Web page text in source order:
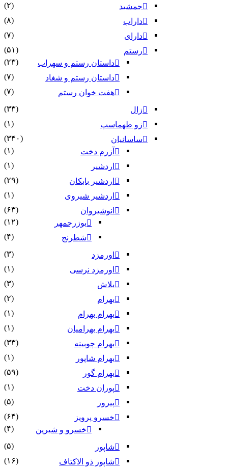
جمشید
(۲)
داراب
(۸)
دارای
(۷)
رستم
(۵۱)
داستان رستم و سهراب
(۲۳)
داستان رستم و شغاد
(۷)
هفت خوان رستم‏
(۷)
زال
(۳۳)
زو طهماسپ‏
(۱)
ساسانیان
(۳۴۰)
آزرم دخت
(۱)
اردشیر
(۱)
اردشیر بابکان
(۲۹)
اردشیر شیروی
(۱)
انوشیروان
(۶۳)
بوزرجمهر
(۱۲)
شطرنج
(۴)
اورمزد
(۳)
اورمزد نرسى‏
(۱)
بلاش
(۳)
بهرام
(۲)
بهرام بهرام
(۱)
بهرام بهرامیان‏
(۱)
بهرام چوبینه
(۳۳)
بهرام شاپور
(۱)
بهرام گور
(۵۹)
پوران دخت
(۱)
پیروز
(۵)
خسرو پرویز
(۶۴)
خسرو و شیرین
(۴)
شاپور
(۵)
شاپور ذو الاکتاف
(۱۶)